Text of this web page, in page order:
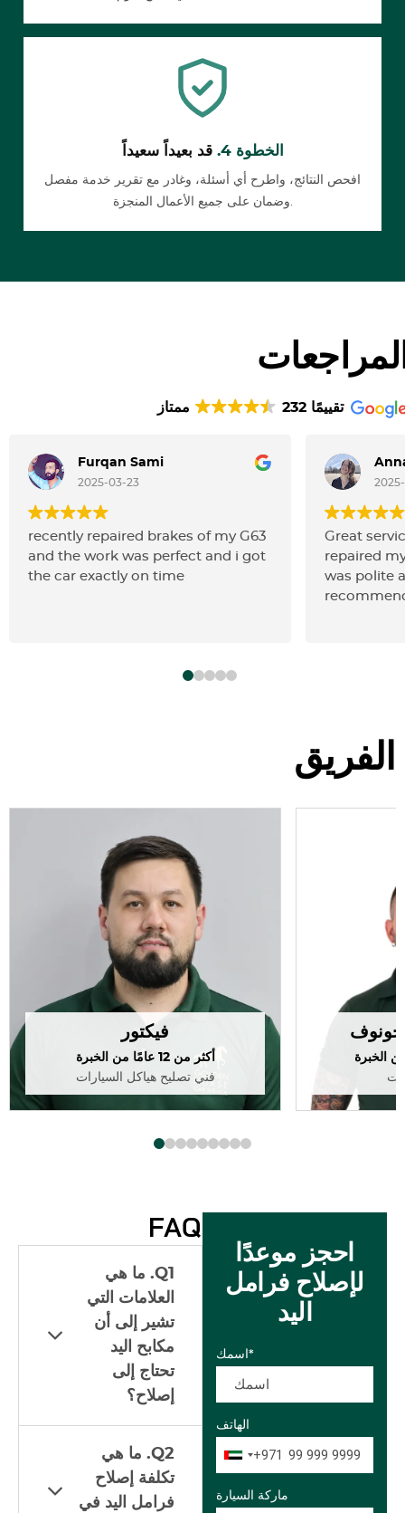
الخطوة 4. قد بعيداً سعيداً
افحص النتائج، واطرح أي أسئلة، وغادر مع تقرير خدمة مفصل
وضمان على جميع الأعمال المنجزة.
ممتاز 232 تقييمًا
Furqan Sami
2025-03-23
recently repaired brakes of my G63
and the work was perfect and i got
the car exactly on time
Great
repaired
was polite
الفريق
فيكتور
أكثر من 12 عامًا من الخبرة
فني تصليح هياكل السيارات
FAQ
Q1. ما هي
العلامات التي
تشير إلى أن
مكابح اليد
تحتاج إلى
إصلاح؟
Q2. ما هي
تكلفة إصلاح
فرامل اليد في
احجز موعدًا
لإصلاح فرامل
اليد
اسمك*
الهاتف
+971
ماركة السيارة